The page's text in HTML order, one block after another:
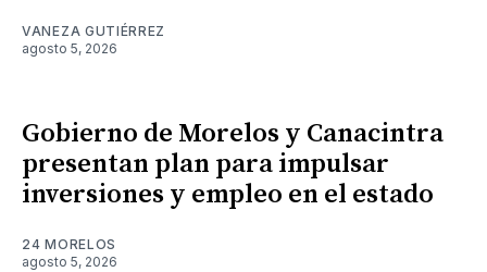
VANEZA GUTIÉRREZ
agosto 5, 2026
Gobierno de Morelos y Canacintra
presentan plan para impulsar
inversiones y empleo en el estado
24 MORELOS
agosto 5, 2026